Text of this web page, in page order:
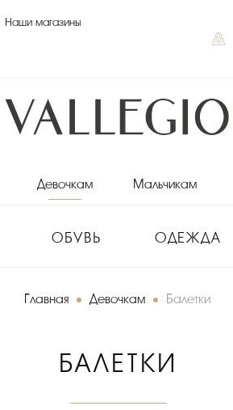
Наши магазины
Девочкам Мальчикам
ОБУВЬ ОДЕЖДА
Главная Девочкам Балетки
БАЛЕТКИ